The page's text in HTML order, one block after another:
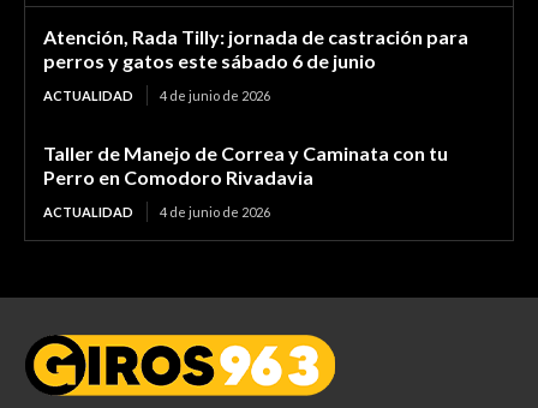
Atención, Rada Tilly: jornada de castración para
perros y gatos este sábado 6 de junio
ACTUALIDAD 4 de junio de 2026
Taller de Manejo de Correa y Caminata con tu
Perro en Comodoro Rivadavia
ACTUALIDAD 4 de junio de 2026